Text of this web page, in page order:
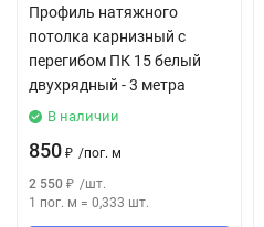
Профиль натяжного
потолка карнизный с
перегибом ПК 15 белый
двухрядный - 3 метра
В наличии
850 ₽ /пог. м
2 550 ₽ /шт.
1 пог. м = 0,333 шт.